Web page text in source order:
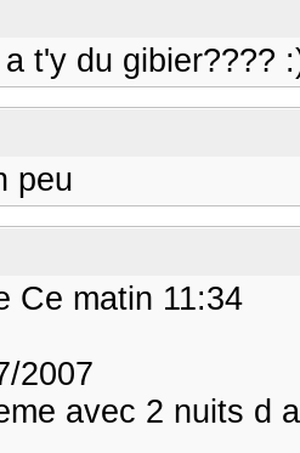
t'y du gibier????
peu
Ce matin 11:34
2007
avec 2 nuits d